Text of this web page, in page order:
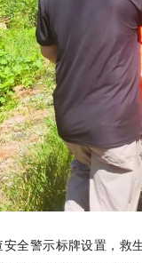
安全警示标牌设置，救